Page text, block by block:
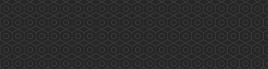
香港電台「藥問藥劑師」(2019.12.31更新)
香港電台「新紫荊廣場」與香港藥學會一起製作
的新環節——「藥問藥劑師」 2019/12/31 第二
十集(按下連結進入重溫網址) 主題: 吸煙飲酒不有
型 個人簡介: 龐愛蘭藥劑師是香港藥學會會長。
...